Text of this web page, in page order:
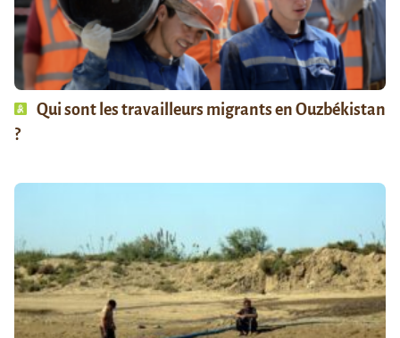
Qui sont les travailleurs migrants en Ouzbékistan
?